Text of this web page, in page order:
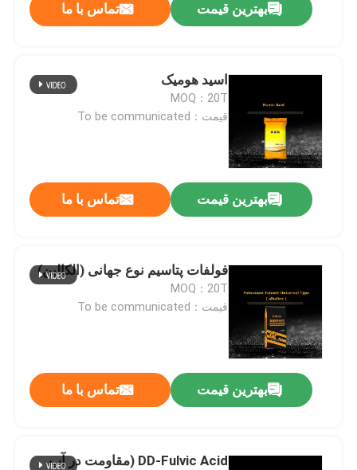
بهترین قیمت تماس با ما
اسید هومیک
MOQ：20T
قیمت：To be communicated
بهترین قیمت تماس با ما
فولفات پتاسیم نوع جهانی (الکالین)
MOQ：20T
قیمت：To be communicated
بهترین قیمت تماس با ما
DD-Fulvic Acid (مقاومت در آب